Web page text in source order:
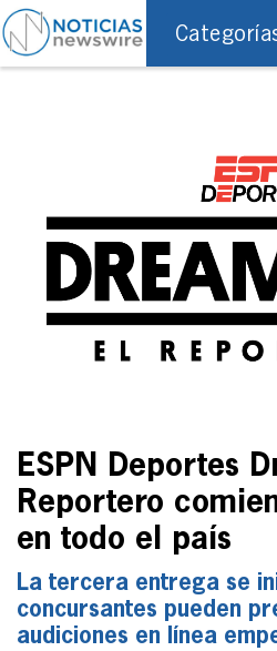
ESPN Deportes
Reportero
en todo el país
La tercera entrega se
concursantes pueden
audiciones en línea